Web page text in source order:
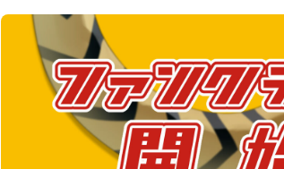
大虎がおめい
月額 5,000円
山吹ここなをもっと応援してくれ
🪪 デジタル会員証